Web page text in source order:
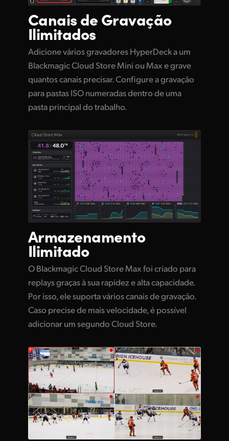
Canais deGravação
Ilimitados
Adicione vários gravadores HyperDeck a um
Blackmagic Cloud Store Mini ou Max e grave
quantos canais precisar. Configure a gravação
para pastas ISO numeradas dentro de uma
pasta principal do trabalho.
Armazenamento
Ilimitado
O Blackmagic Cloud Store Max foi criado para
replays graças à sua rapidez e alta capacidade.
Por isso, ele suporta vários canais de gravação.
Caso precise de mais velocidade, é possível
adicionar um segundo Cloud Store.